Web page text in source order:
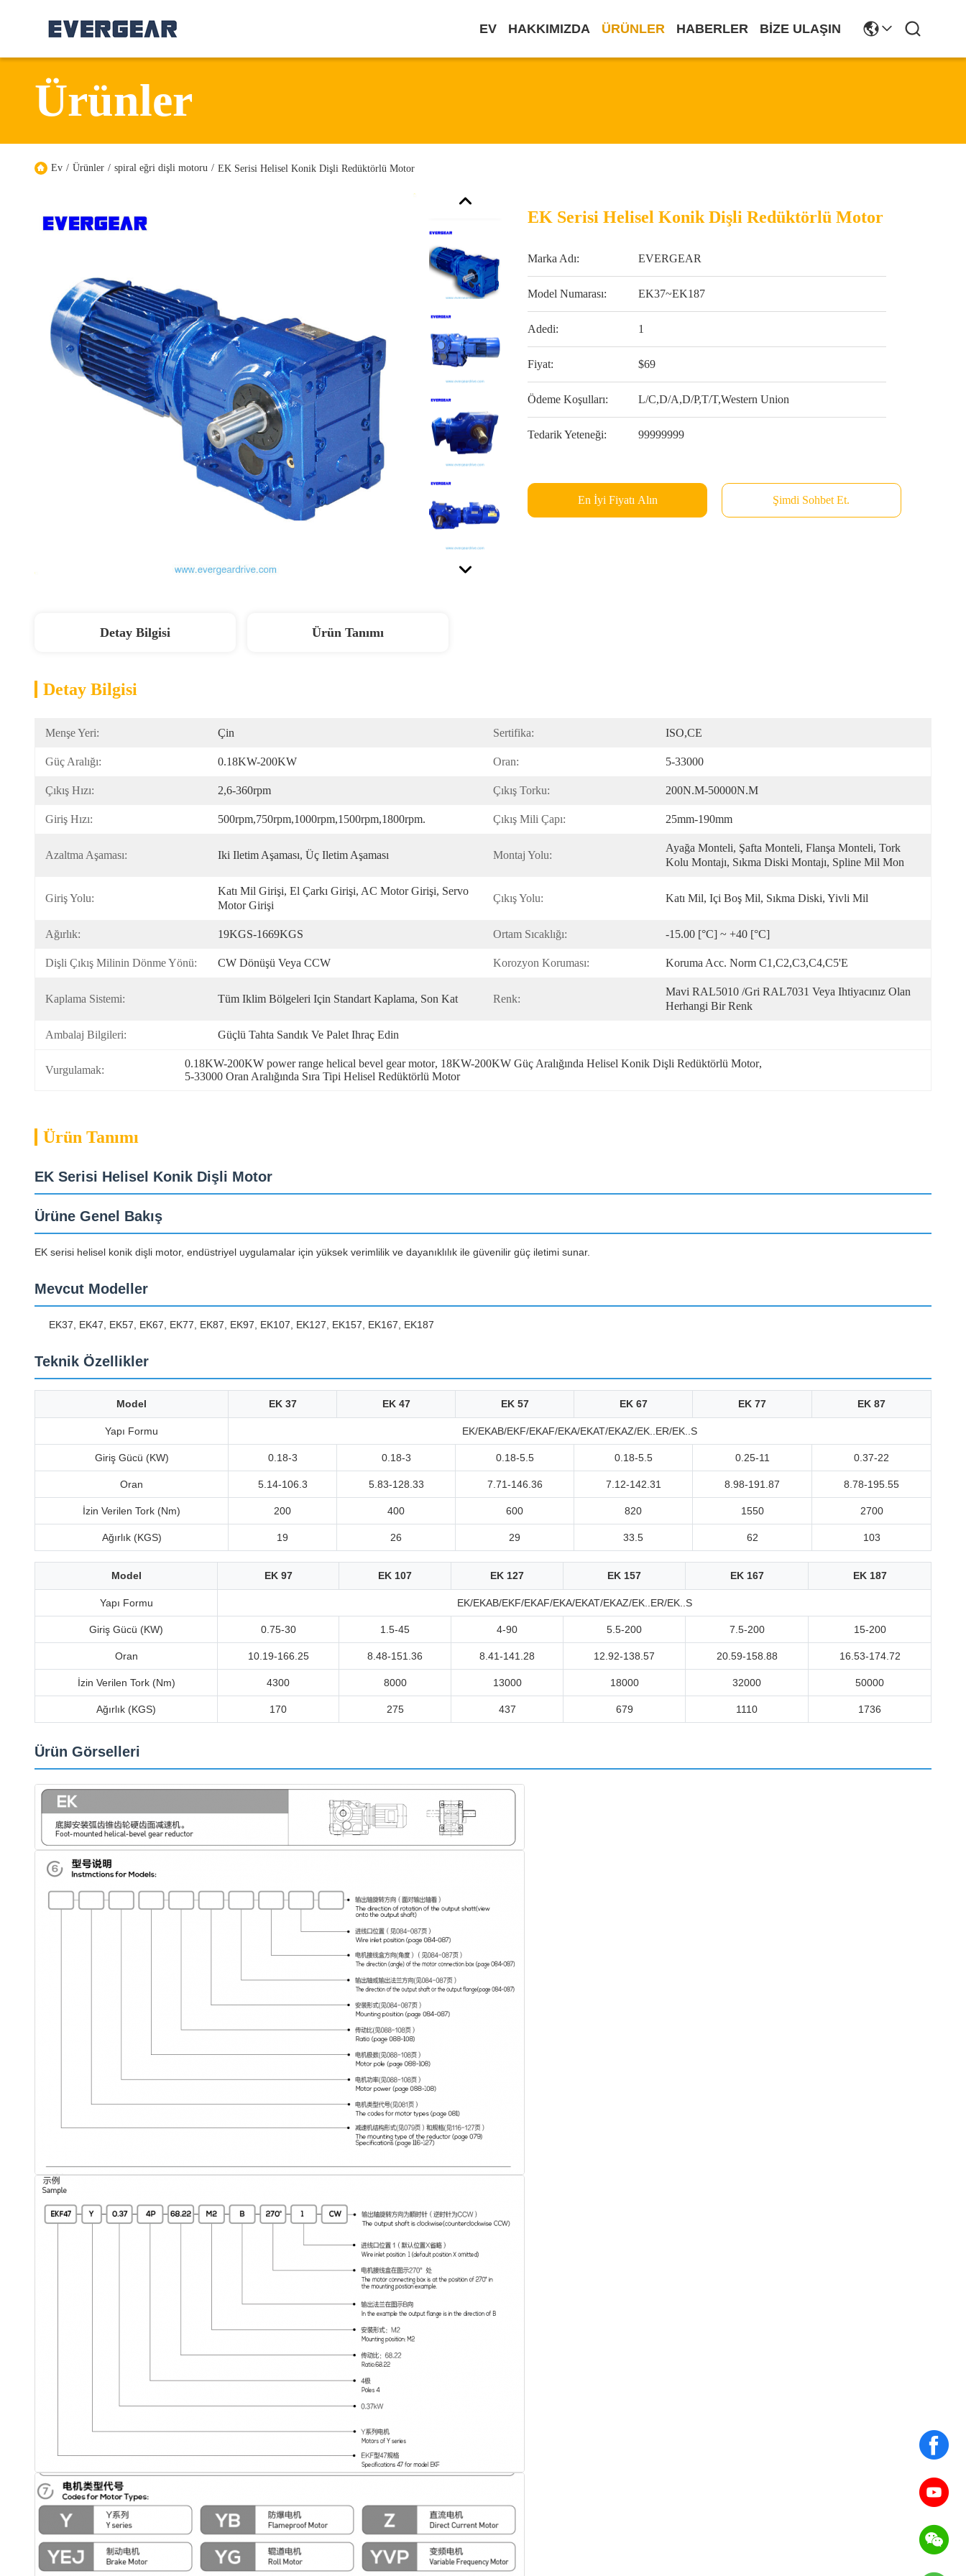
EV HAKKIMIZDA ÜRÜNLER HABERLER BIZE ULAŞIN
Ürünler
Ev / Ürünler / spiral eğri dişli motoru / EK Serisi Helisel Konik Dişli Redüktörlü Motor
EK Serisi Helisel Konik Dişli Redüktörlü Motor
Marka Adı: EVERGEAR
Model Numarası: EK37~EK187
Adedi: 1
Fiyat: $69
Ödeme Koşulları: L/C,D/A,D/P,T/T,Western Union
Tedarik Yeteneği: 99999999
En İyi Fiyatı Alın Şimdi Sohbet Et.
Detay Bilgisi Ürün Tanımı
Detay Bilgisi
Menşe Yeri: Çin Sertifika: ISO,CE
Güç Aralığı: 0.18KW-200KW Oran: 5-33000
Çıkış Hızı: 2,6-360rpm Çıkış Torku: 200N.m-50000N.m
Giriş Hızı: 500rpm,750rpm,1000rpm,1500rpm,1800rpm. Çıkış Mili Çapı: 25mm-190mm
Azaltma Aşaması: Iki Iletim Aşaması, Üç Iletim Aşaması Montaj Yolu:
Ayağa Monteli, Şafta Monteli, Flanşa Monteli, Tork
Kolu Montajı, Sıkma Diski Montajı, Spline Mil Mon
Giriş Yolu:
Katı Mil Girişi, El Çarkı Girişi, AC Motor Girişi, Servo
Motor Girişi
Çıkış Yolu: Katı Mil, Içi Boş Mil, Sıkma Diski, Yivli Mil
Ağırlık: 19KGS-1669KGS Ortam Sıcaklığı: -15.00 [°C] ~ +40 [°C]
Dişli Çıkış Milinin Dönme Yönü: CW Dönüşü Veya CCW Korozyon Koruması: Koruma Acc. Norm C1,C2,C3,C4,C5'e
Kaplama Sistemi: Tüm Iklim Bölgeleri Için Standart Kaplama, Son Kat Renk:
Mavi RAL5010 /Gri RAL7031 Veya Ihtiyacınız Olan
Herhangi Bir Renk
Ambalaj Bilgileri: Güçlü Tahta Sandık Ve Palet Ihraç Edin
Vurgulamak:
0.18KW-200KW power range helical bevel gear motor, 18KW-200KW Güç Aralığında Helisel Konik Dişli Redüktörlü Motor,
5-33000 Oran Aralığında Sıra Tipi Helisel Redüktörlü Motor
Ürün Tanımı
EK Serisi Helisel Konik Dişli Motor
Ürüne Genel Bakış
EK serisi helisel konik dişli motor, endüstriyel uygulamalar için yüksek verimlilik ve dayanıklılık ile güvenilir güç iletimi sunar.
Mevcut Modeller
EK37, EK47, EK57, EK67, EK77, EK87, EK97, EK107, EK127, EK157, EK167, EK187
Teknik Özellikler
Model EK 37 EK 47 EK 57 EK 67 EK 77 EK 87
Yapı Formu EK/EKAB/EKF/EKAF/EKA/EKAT/EKAZ/EK..ER/EK..S
Giriş Gücü (KW) 0.18-3 0.18-3 0.18-5.5 0.18-5.5 0.25-11 0.37-22
Oran 5.14-106.3 5.83-128.33 7.71-146.36 7.12-142.31 8.98-191.87 8.78-195.55
İzin Verilen Tork (Nm) 200 400 600 820 1550 2700
Ağırlık (KGS) 19 26 29 33.5 62 103
Model EK 97 EK 107 EK 127 EK 157 EK 167 EK 187
Yapı Formu EK/EKAB/EKF/EKAF/EKA/EKAT/EKAZ/EK..ER/EK..S
Giriş Gücü (KW) 0.75-30 1.5-45 4-90 5.5-200 7.5-200 15-200
Oran 10.19-166.25 8.48-151.36 8.41-141.28 12.92-138.57 20.59-158.88 16.53-174.72
İzin Verilen Tork (Nm) 4300 8000 13000 18000 32000 50000
Ağırlık (KGS) 170 275 437 679 1110 1736
Ürün Görselleri